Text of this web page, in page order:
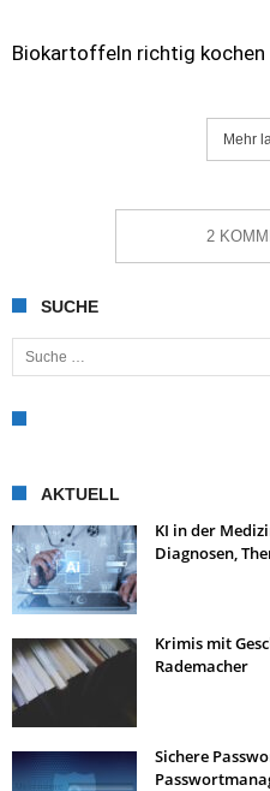
Biokartoffeln richtig kochen
Mehr
2
SUCHE
Suche nach:
AKTUELL
KI in der
Diagnosen,
Krimis mit
Rademacher
Sichere